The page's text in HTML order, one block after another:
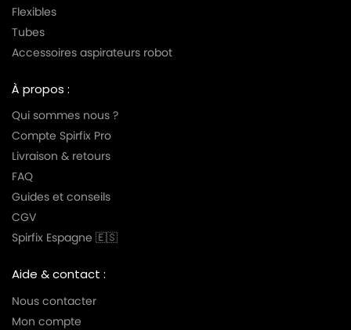
Flexibles
Tubes
Accessoires aspirateurs robot
À propos :
Qui sommes nous ?
Compte Spirfix Pro
Livraison & retours
FAQ
Guides et conseils
CGV
Spirfix Espagne 🇪🇸
Aide & contact :
Nous contacter
Mon compte